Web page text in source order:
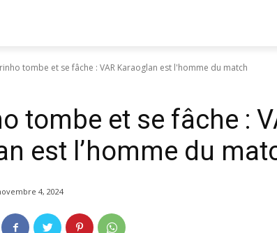
tombe et se fâche : VAR Karaoglan est l'homme du match
tombe et se fâche :
est l’homme du
4, 2024